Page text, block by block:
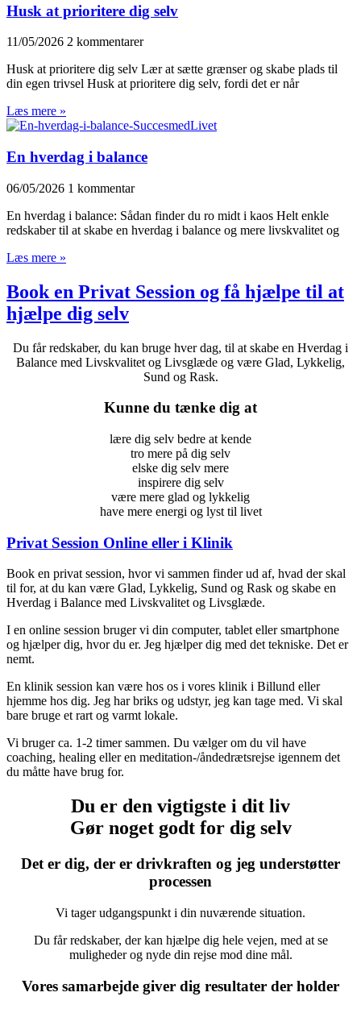
Husk at prioritere dig selv
11/05/2026 2 kommentarer
Husk at prioritere dig selv Lær at sætte grænser og skabe plads til
din egen trivsel Husk at prioritere dig selv, fordi det er når
Læs mere »
En hverdag i balance
06/05/2026 1 kommentar
En hverdag i balance: Sådan finder du ro midt i kaos Helt enkle
redskaber til at skabe en hverdag i balance og mere livskvalitet og
Læs mere »
Book en Privat Session og få hjælpe til at
hjælpe dig selv
Du får redskaber, du kan bruge hver dag, til at skabe en Hverdag i
Balance med Livskvalitet og Livsglæde og være Glad, Lykkelig,
Sund og Rask.
Kunne du tænke dig at
lære dig selv bedre at kende
tro mere på dig selv
elske dig selv mere
inspirere dig selv
være mere glad og lykkelig
have mere energi og lyst til livet
Privat Session Online eller i Klinik
Book en privat session, hvor vi sammen finder ud af, hvad der skal
til for, at du kan være Glad, Lykkelig, Sund og Rask og skabe en
Hverdag i Balance med Livskvalitet og Livsglæde.
I en online session bruger vi din computer, tablet eller smartphone
og hjælper dig, hvor du er. Jeg hjælper dig med det tekniske. Det er
nemt.
En klinik session kan være hos os i vores klinik i Billund eller
hjemme hos dig. Jeg har briks og udstyr, jeg kan tage med. Vi skal
bare bruge et rart og varmt lokale.
Vi bruger ca. 1-2 timer sammen. Du vælger om du vil have
coaching, healing eller en meditation-/åndedrætsrejse igennem det
du måtte have brug for.
Du er den vigtigste i dit liv
Gør noget godt for dig selv
Det er dig, der er drivkraften og jeg understøtter
processen
Vi tager udgangspunkt i din nuværende situation.
Du får redskaber, der kan hjælpe dig hele vejen, med at se
muligheder og nyde din rejse mod dine mål.
Vores samarbejde giver dig resultater der holder